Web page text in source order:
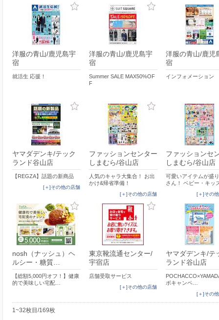
洋服の青山/鹿児島宇
宿
就活生 応援！
洋服の青山/鹿児島宇
宿
Summer SALE MAX50%OF
F
洋服の青山/鹿児
宿
インフォメーション
ヤマダデンキ/テック
ランド谷山店
【REGZA】話題の新商品
[＋]その他の店舗
ファッションセンター
しまむら/谷山店
人気のキャラ大集合！ お出
かけ&帰省準備！
[＋]その他の店舗
ファッションセ
しまむら/谷山店
可愛いアイテムが盛
さん！ ベビー・キッ
[＋]その
nosh（ナッシュ）ヘ
ルシー・糖質…
【総額5,000円オフ！】健康
的で美味しい宅配…
東京靴流通センター/
宇宿店
店舗受取サービス
[＋]その他の店舗
ヤマダデンキ/テ
ランド谷山店
ボキャンペ…
[＋]その
1~32枚目/169枚